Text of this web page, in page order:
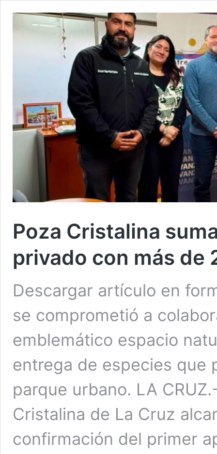
Poza Cristalina
privado con más de
Descargar artículo en
se comprometió a
emblemático espacio
entrega de especies que
parque urbano. LA
Cristalina de La Cruz
confirmación del primer